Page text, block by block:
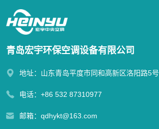
青岛宏宇环保空调设备有限公司
地址：山东青岛平度市同和高新区洛阳路5号
电话： +86 532 87310977
邮箱： qdhykt@163.com